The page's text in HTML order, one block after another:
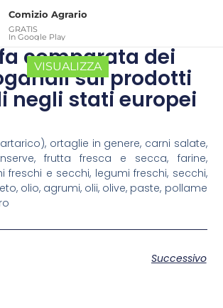
comparata dei
sui prodotti
negli stati europei
ortaglie in genere, carni salate,
frutta fresca e secca, farine,
freschi e secchi, legumi freschi, secchi,
olio, agrumi, olii, olive, paste, pollame
Successivo
Comizio Agrario
GRATIS
In Google Play
VISUALIZZA